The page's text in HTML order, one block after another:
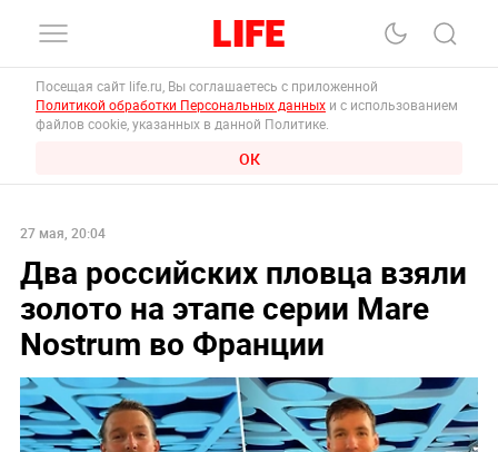
Посещая сайт life.ru, Вы соглашаетесь с приложенной
Политикой обработки Персональных данных и с использованием
файлов cookie, указанных в данной Политике.
ОК
27 мая, 20:04
Два российских пловца взяли
золото на этапе серии Mare
Nostrum во Франции